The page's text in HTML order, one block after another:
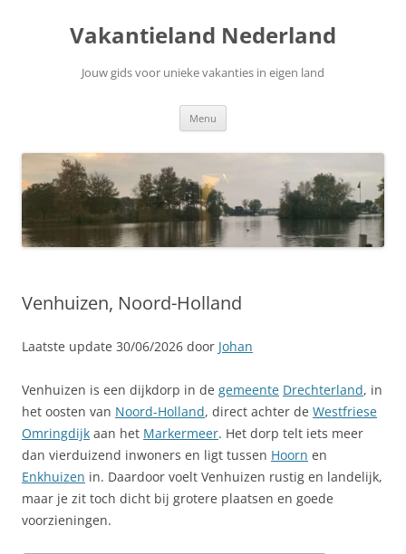
Vakantieland Nederland
Jouw gids voor unieke vakanties in eigen land
Menu
Venhuizen, Noord-Holland
Laatste update 30/06/2026 door Johan
Venhuizen is een dijkdorp in de gemeente Drechterland, in
het oosten van Noord-Holland, direct achter de Westfriese
Omringdijk aan het Markermeer. Het dorp telt iets meer
dan vierduizend inwoners en ligt tussen Hoorn en
Enkhuizen in. Daardoor voelt Venhuizen rustig en landelijk,
maar je zit toch dicht bij grotere plaatsen en goede
voorzieningen.